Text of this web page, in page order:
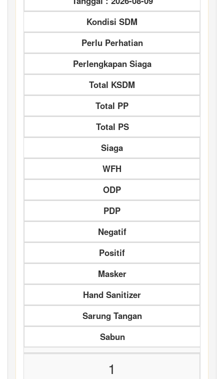
Kondisi SDM
Perlu Perhatian
Perlengkapan Siaga
Total KSDM
Total PP
Total PS
Siaga
WFH
ODP
PDP
Negatif
Positif
Masker
Hand Sanitizer
Sarung Tangan
Sabun
1